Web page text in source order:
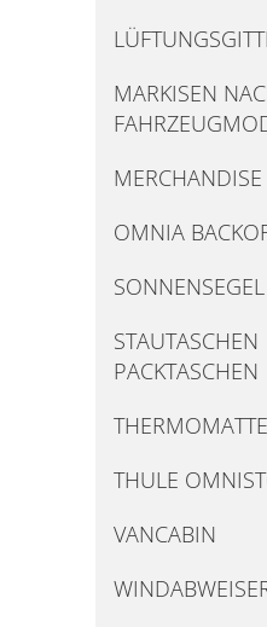
MARKISEN
MERCHANDISE
OMNIA
SONNENSEGEL
STAUTASCHEN
PACKTASCHEN
THULE
VANCABIN